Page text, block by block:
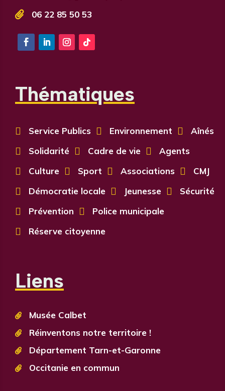

06 22 85 50 53
Thématiques
 Service Publics  Environnement 
Aînés

Solidarité  Cadre de vie 
Agents

Culture  Sport  Associations 
CMJ

Démocratie locale  Jeunesse 
Sécurité

Prévention 
Police municipale

Réserve citoyenne
Liens
 Musée Calbet
 Réinventons notre territoire !
 Département Tarn-et-Garonne
 Occitanie en commun